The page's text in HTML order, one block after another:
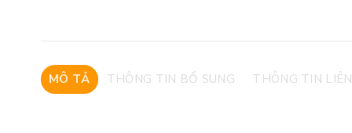
MÔ TẢ THÔNG TIN BỔ SUNG THÔNG TIN